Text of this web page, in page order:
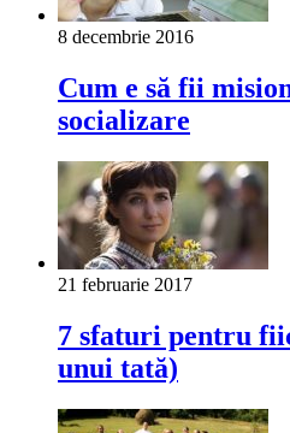
8 decembrie 2016
Cum e să fii
socializare
21 februarie 2017
7 sfaturi pentru
unui tată)